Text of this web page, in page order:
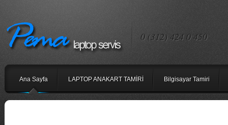
0 (312) 424 0 450
Ana Sayfa LAPTOP ANAKART TAMİRİ Bilgisayar Tamiri